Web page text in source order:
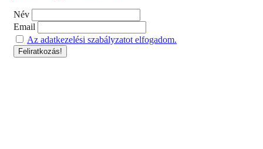
Név
Email
Az adatkezelési szabályzatot elfogadom.